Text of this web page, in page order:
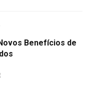
Benefícios de